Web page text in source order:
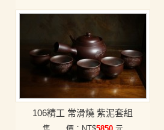
106精工 常滑燒 紫泥套組